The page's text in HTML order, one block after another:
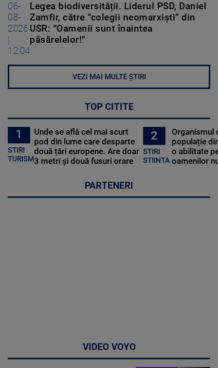
06-
08-
2026
|
12:04
Legea biodiversității. Liderul PSD, Daniel
Zamfir, către ”colegii neomarxiști” din
USR: ”Oamenii sunt înaintea
păsărelelor!”
VEZI MAI MULTE ȘTIRI
TOP CITITE
1
STIRI
TURISM
Unde se află cel mai scurt
pod din lume care desparte
două țări europene. Are doar
3 metri și două fusuri orare
2
STIRI
STIINTA
Organismul
populație
o abilitate
oamenilor
PARTENERI
VIDEO VOYO